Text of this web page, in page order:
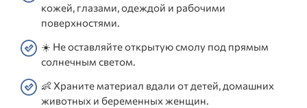
кожей, глазами, одеждой и рабочими
поверхностями.
☀️ Не оставляйте открытую смолу под прямым
солнечным светом.
👶 Храните материал вдали от детей, домашних
животных и беременных женщин.